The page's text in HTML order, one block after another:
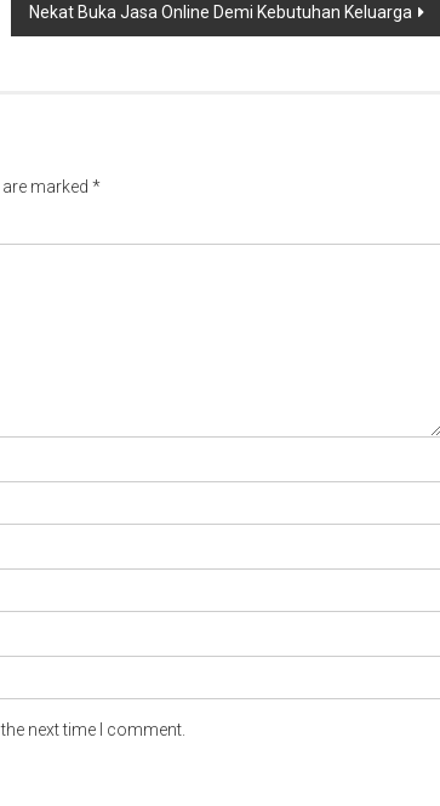
Nekat Buka Jasa Online Demi Kebutuhan Keluarga
marked *
next time I comment.